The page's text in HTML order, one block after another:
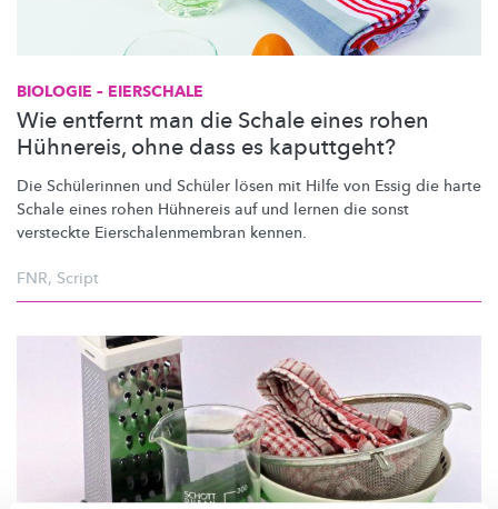
BIOLOGIE – EIERSCHALE
Wie entfernt man die Schale eines rohen
Hühnereis, ohne dass es kaputtgeht?
Die Schülerinnen und Schüler lösen mit Hilfe von Essig die harte
Schale eines rohen Hühnereis auf und lernen die sonst
versteckte Eierschalenmembran kennen.
FNR, Script